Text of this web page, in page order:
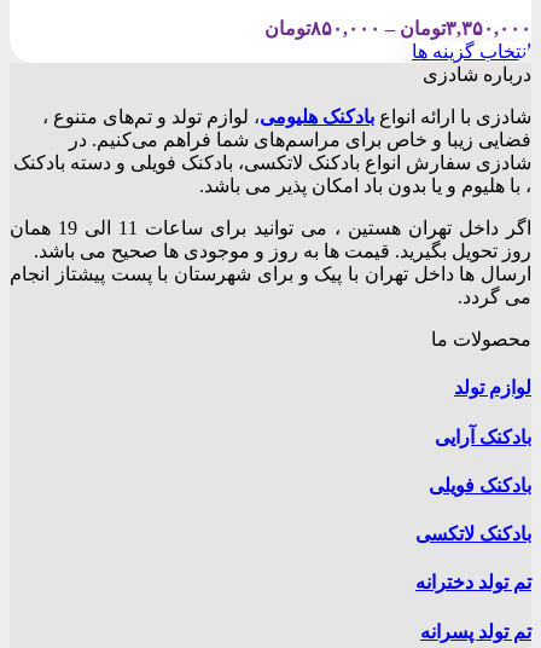
۳,۳۵۰,۰۰۰تومان – ۸۵۰,۰۰۰تومان
۳,۳۵۰,۰۰۰تومان
انتخاب گزینه ها
این
دارای
انواع
مختلفی
می
گزینه
ها
ممکن
است
صفحه
انتخاب
درباره شادزی
شادزی با ارائه انواع بادکنک‌ هلیومی، لوازم تولد و تم‌های متنوع ،
فضایی زیبا و خاص برای مراسم‌های شما فراهم می‌کنیم. در
شادزی سفارش انواع بادکنک لاتکسی، بادکنک فویلی و دسته بادکنک
، با هلیوم و یا بدون باد امکان پذیر می باشد.
اگر داخل تهران هستین ، می توانید برای ساعات 11 الی 19 همان
روز تحویل بگیرید. قیمت ها به روز و موجودی ها صحیح می باشد.
ارسال ها داخل تهران با پیک و برای شهرستان با پست پیشتاز انجام
می گردد.
محصولات ما
لوازم تولد
بادکنک آرایی
بادکنک فویلی
بادکنک لاتکسی
تم تولد دخترانه
تم تولد پسرانه